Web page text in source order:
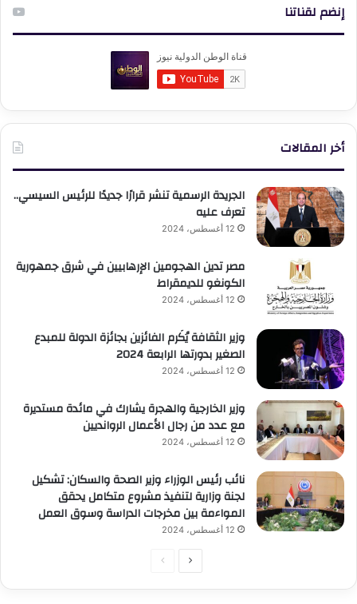
إنضم لقناتنا
أخر المقالات
الجريدة الرسمية تنشر قرارًا جديدًا للرئيس السيسي..
تعرف عليه
12 أغسطس، 2024
مصر تدين الهجومين الإرهابيين في شرق جمهورية
الكونغو للديمقراط
12 أغسطس، 2024
وزير الثقافة يُكَرم الفائزين بجائزة الدولة للمبدع
الصغير بدورتها الرابعة 2024
12 أغسطس، 2024
وزير الخارجية والهجرة يشارك في مائدة مستديرة
مع عدد من رجال الأعمال الروانديين
12 أغسطس، 2024
نائب رئيس الوزراء وزير الصحة والسكان: تشكيل
لجنة وزارية لتنفيذ مشروع متكامل يحقق
المواءمة بين مخرجات الدراسة وسوق العمل
12 أغسطس، 2024
الصفحةالصفحة